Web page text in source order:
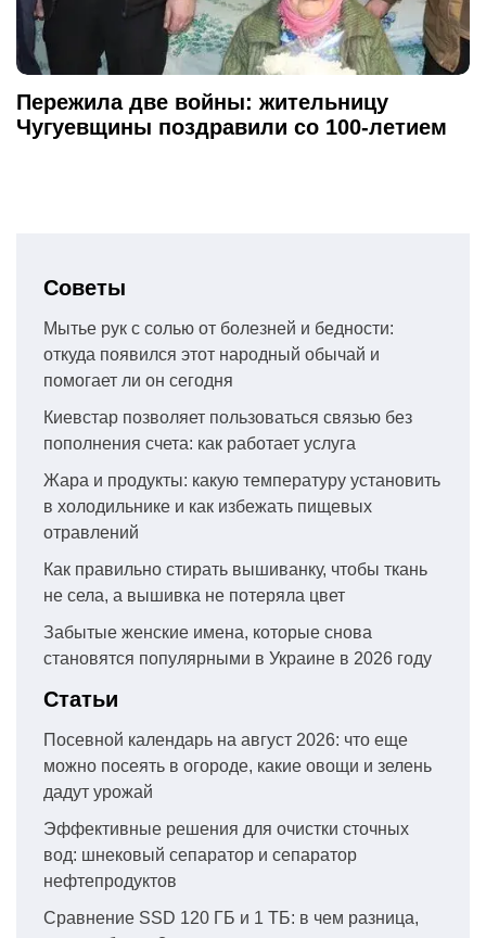
Пережила две войны: жительницу
Чугуевщины поздравили со 100-летием
Советы
Мытье рук с солью от болезней и бедности:
откуда появился этот народный обычай и
помогает ли он сегодня
Киевстар позволяет пользоваться связью без
пополнения счета: как работает услуга
Жара и продукты: какую температуру установить
в холодильнике и как избежать пищевых
отравлений
Как правильно стирать вышиванку, чтобы ткань
не села, а вышивка не потеряла цвет
Забытые женские имена, которые снова
становятся популярными в Украине в 2026 году
Статьи
Посевной календарь на август 2026: что еще
можно посеять в огороде, какие овощи и зелень
дадут урожай
Эффективные решения для очистки сточных
вод: шнековый сепаратор и сепаратор
нефтепродуктов
Сравнение SSD 120 ГБ и 1 ТБ: в чем разница,